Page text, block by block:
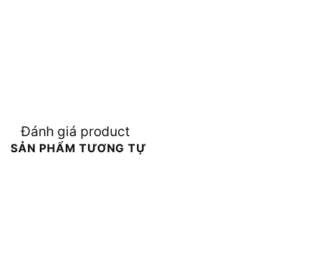
Đánh giá product
SẢN PHẨM TƯƠNG TỰ